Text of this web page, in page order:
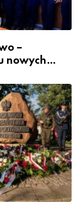
–
nowych
Komendy